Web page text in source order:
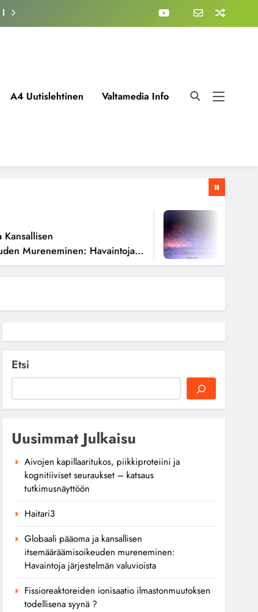
A4 Uutislehtinen Valtamedia Info
Mureneminen: Havaintoja
Etsi
Uusimmat Julkaisu
Aivojen kapillaaritukos, piikkiproteiini ja
kognitiiviset seuraukset – katsaus
tutkimusnäyttöön
Haitari3
Globaali pääoma ja kansallisen
itsemääräämisoikeuden mureneminen:
Havaintoja järjestelmän valuvioista
Fissioreaktoreiden ionisaatio ilmastonmuutoksen
todellisena syynä ?